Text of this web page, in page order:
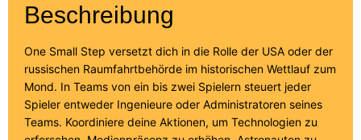
Beschreibung
One Small Step versetzt dich in die Rolle der USA oder der
russischen Raumfahrtbehörde im historischen Wettlauf zum
Mond. In Teams von ein bis zwei Spielern steuert jeder
Spieler entweder Ingenieure oder Administratoren seines
Teams. Koordiniere deine Aktionen, um Technologien zu